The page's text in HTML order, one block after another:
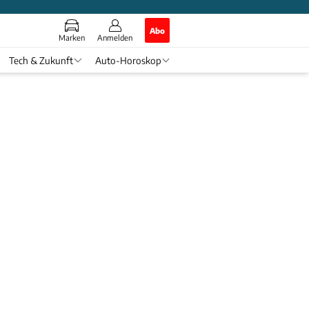
Marken Anmelden
Abo
Tech & Zukunft Auto-Horoskop